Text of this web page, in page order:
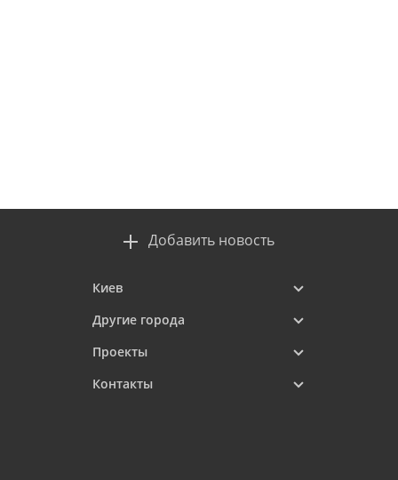
Добавить новость
Киев
Другие города
Проекты
Контакты